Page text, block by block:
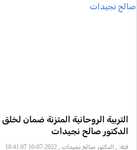
التربية الروحانية المتزنة ضمان
الدكتور صالح نجيدات
فئة: , الدكتور صالح نجيدات , 2022-07-10 10:41:07